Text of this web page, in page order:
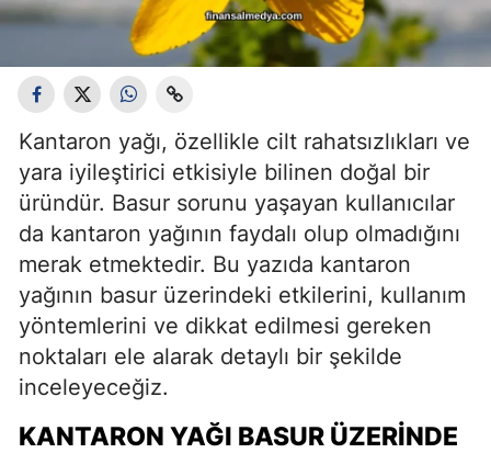
Kantaron yağı, özellikle cilt rahatsızlıkları ve
yara iyileştirici etkisiyle bilinen doğal bir
üründür. Basur sorunu yaşayan kullanıcılar
da kantaron yağının faydalı olup olmadığını
merak etmektedir. Bu yazıda kantaron
yağının basur üzerindeki etkilerini, kullanım
yöntemlerini ve dikkat edilmesi gereken
noktaları ele alarak detaylı bir şekilde
inceleyeceğiz.
KANTARON YAĞI BASUR ÜZERINDE